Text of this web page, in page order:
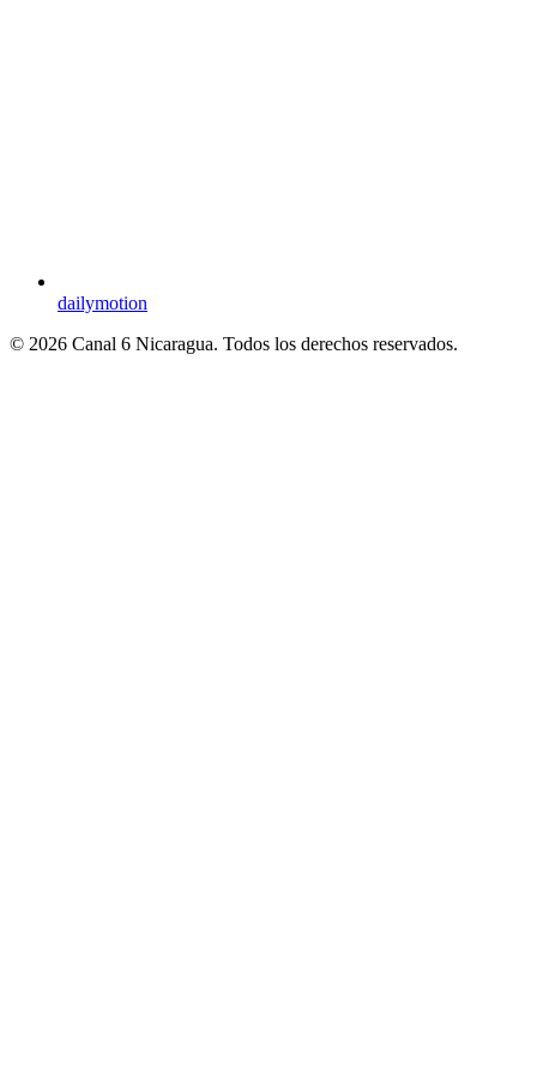
dailymotion
© 2026 Canal 6 Nicaragua. Todos los derechos reservados.